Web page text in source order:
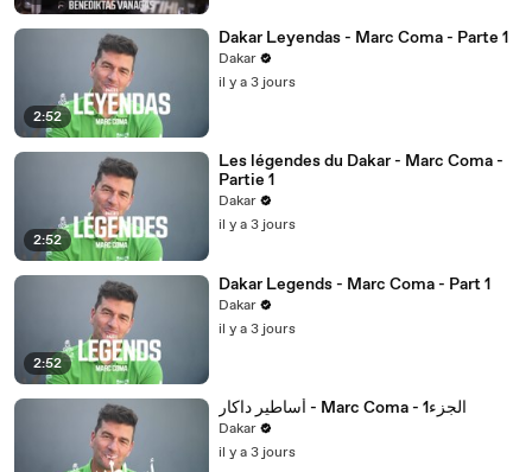
2:52
Dakar Leyendas - Marc Coma - Parte 1
Dakar
il y a 3 jours
2:52
Les légendes du Dakar - Marc Coma -
Partie 1
Dakar
il y a 3 jours
2:52
Dakar Legends - Marc Coma - Part 1
Dakar
il y a 3 jours
أساطير داكار - Marc Coma - 1الجزء
Dakar
il y a 3 jours